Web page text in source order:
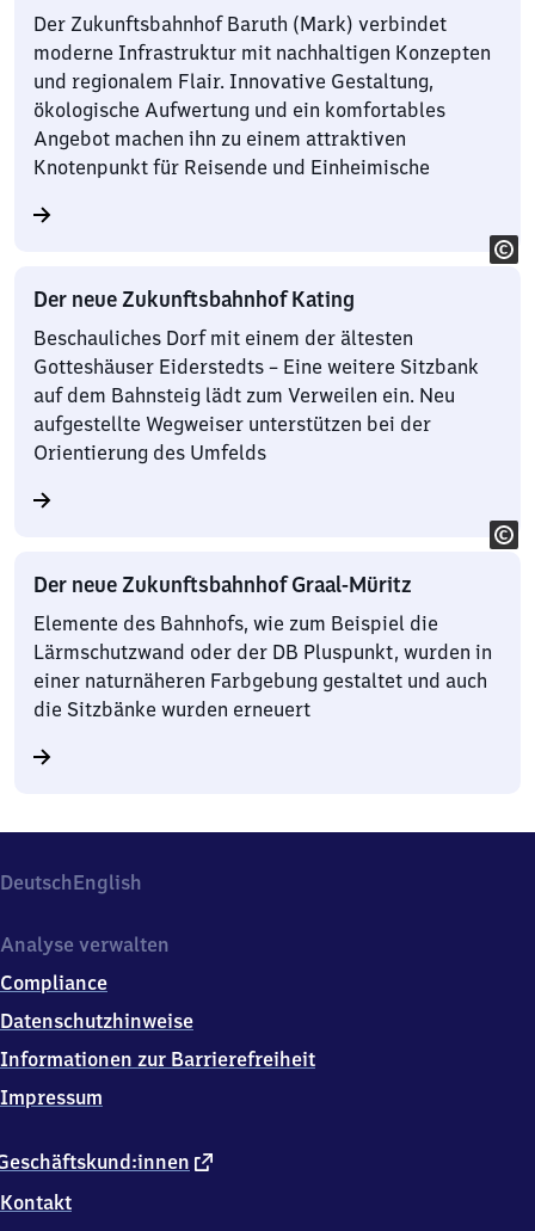
Der Zukunftsbahnhof Baruth (Mark) verbindet
moderne Infrastruktur mit nachhaltigen Konzepten
und regionalem Flair. Innovative Gestaltung,
ökologische Aufwertung und ein komfortables
Angebot machen ihn zu einem attraktiven
Knotenpunkt für Reisende und Einheimische
Der neue Zukunftsbahnhof Kating
Beschauliches Dorf mit einem der ältesten
Gotteshäuser Eiderstedts – Eine weitere Sitzbank
auf dem Bahnsteig lädt zum Verweilen ein. Neu
aufgestellte Wegweiser unterstützen bei der
Orientierung des Umfelds
Der neue Zukunftsbahnhof Graal-Müritz
Elemente des Bahnhofs, wie zum Beispiel die
Lärmschutzwand oder der DB Pluspunkt, wurden in
einer naturnäheren Farbgebung gestaltet und auch
die Sitzbänke wurden erneuert
DeutschEnglish
externer
Kontakt
Analyse verwalten
Compliance
Datenschutzhinweise
Informationen zur Barrierefreiheit
Impressum